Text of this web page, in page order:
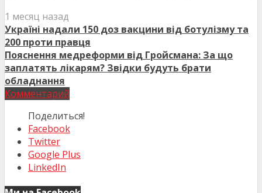
1 месяц назад
Україні надали 150 доз вакцини від ботулізму та
200 проти правця
Пояснення медреформи від Гройсмана: За що
заплатять лікарям? Звідки будуть брати
обладнання
Комментарий
Поделиться!
Facebook
Twitter
Google Plus
LinkedIn